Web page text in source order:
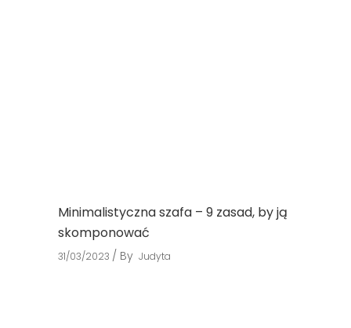
Minimalistyczna szafa – 9 zasad, by ją
skomponować
31/03/2023 By Judyta